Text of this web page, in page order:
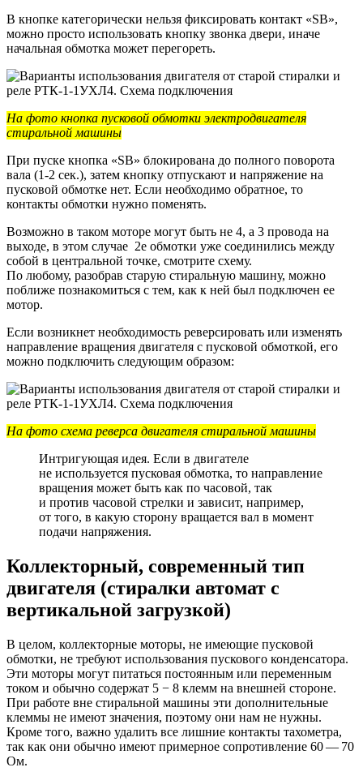
В кнопке категорически нельзя фиксировать контакт «SB»,
можно просто использовать кнопку звонка двери, иначе
начальная обмотка может перегореть.
На фото кнопка пусковой обмотки электродвигателя
стиральной машины
При пуске кнопка «SB» блокирована до полного поворота
вала (1-2 сек.), затем кнопку отпускают и напряжение на
пусковой обмотке нет. Если необходимо обратное, то
контакты обмотки нужно поменять.
Возможно в таком моторе могут быть не 4, а 3 провода на
выходе, в этом случае 2е обмотки уже соединились между
собой в центральной точке, смотрите схему.
По любому, разобрав старую стиральную машину, можно
поближе познакомиться с тем, как к ней был подключен ее
мотор.
Если возникнет необходимость реверсировать или изменять
направление вращения двигателя с пусковой обмоткой, его
можно подключить следующим образом:
На фото схема реверса двигателя стиральной машины
Интригующая идея. Если в двигателе
не используется пусковая обмотка, то направление
вращения может быть как по часовой, так
и против часовой стрелки и зависит, например,
от того, в какую сторону вращается вал в момент
подачи напряжения.
Коллекторный, современный тип
двигателя (стиралки автомат с
вертикальной загрузкой)
В целом, коллекторные моторы, не имеющие пусковой
обмотки, не требуют использования пускового конденсатора.
Эти моторы могут питаться постоянным или переменным
током и обычно содержат 5 − 8 клемм на внешней стороне.
При работе вне стиральной машины эти дополнительные
клеммы не имеют значения, поэтому они нам не нужны.
Кроме того, важно удалить все лишние контакты тахометра,
так как они обычно имеют примерное сопротивление 60 — 70
Ом.